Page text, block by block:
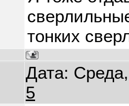
тонких
Дата:
5